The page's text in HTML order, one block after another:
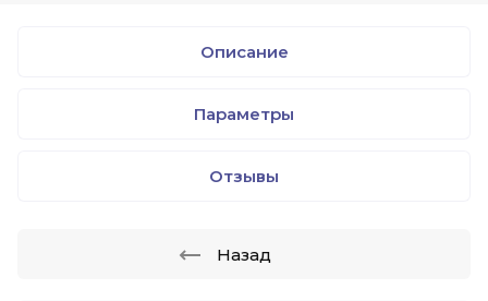
Описание
Параметры
Отзывы
Назад